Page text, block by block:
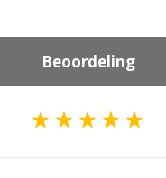
Beoordeling